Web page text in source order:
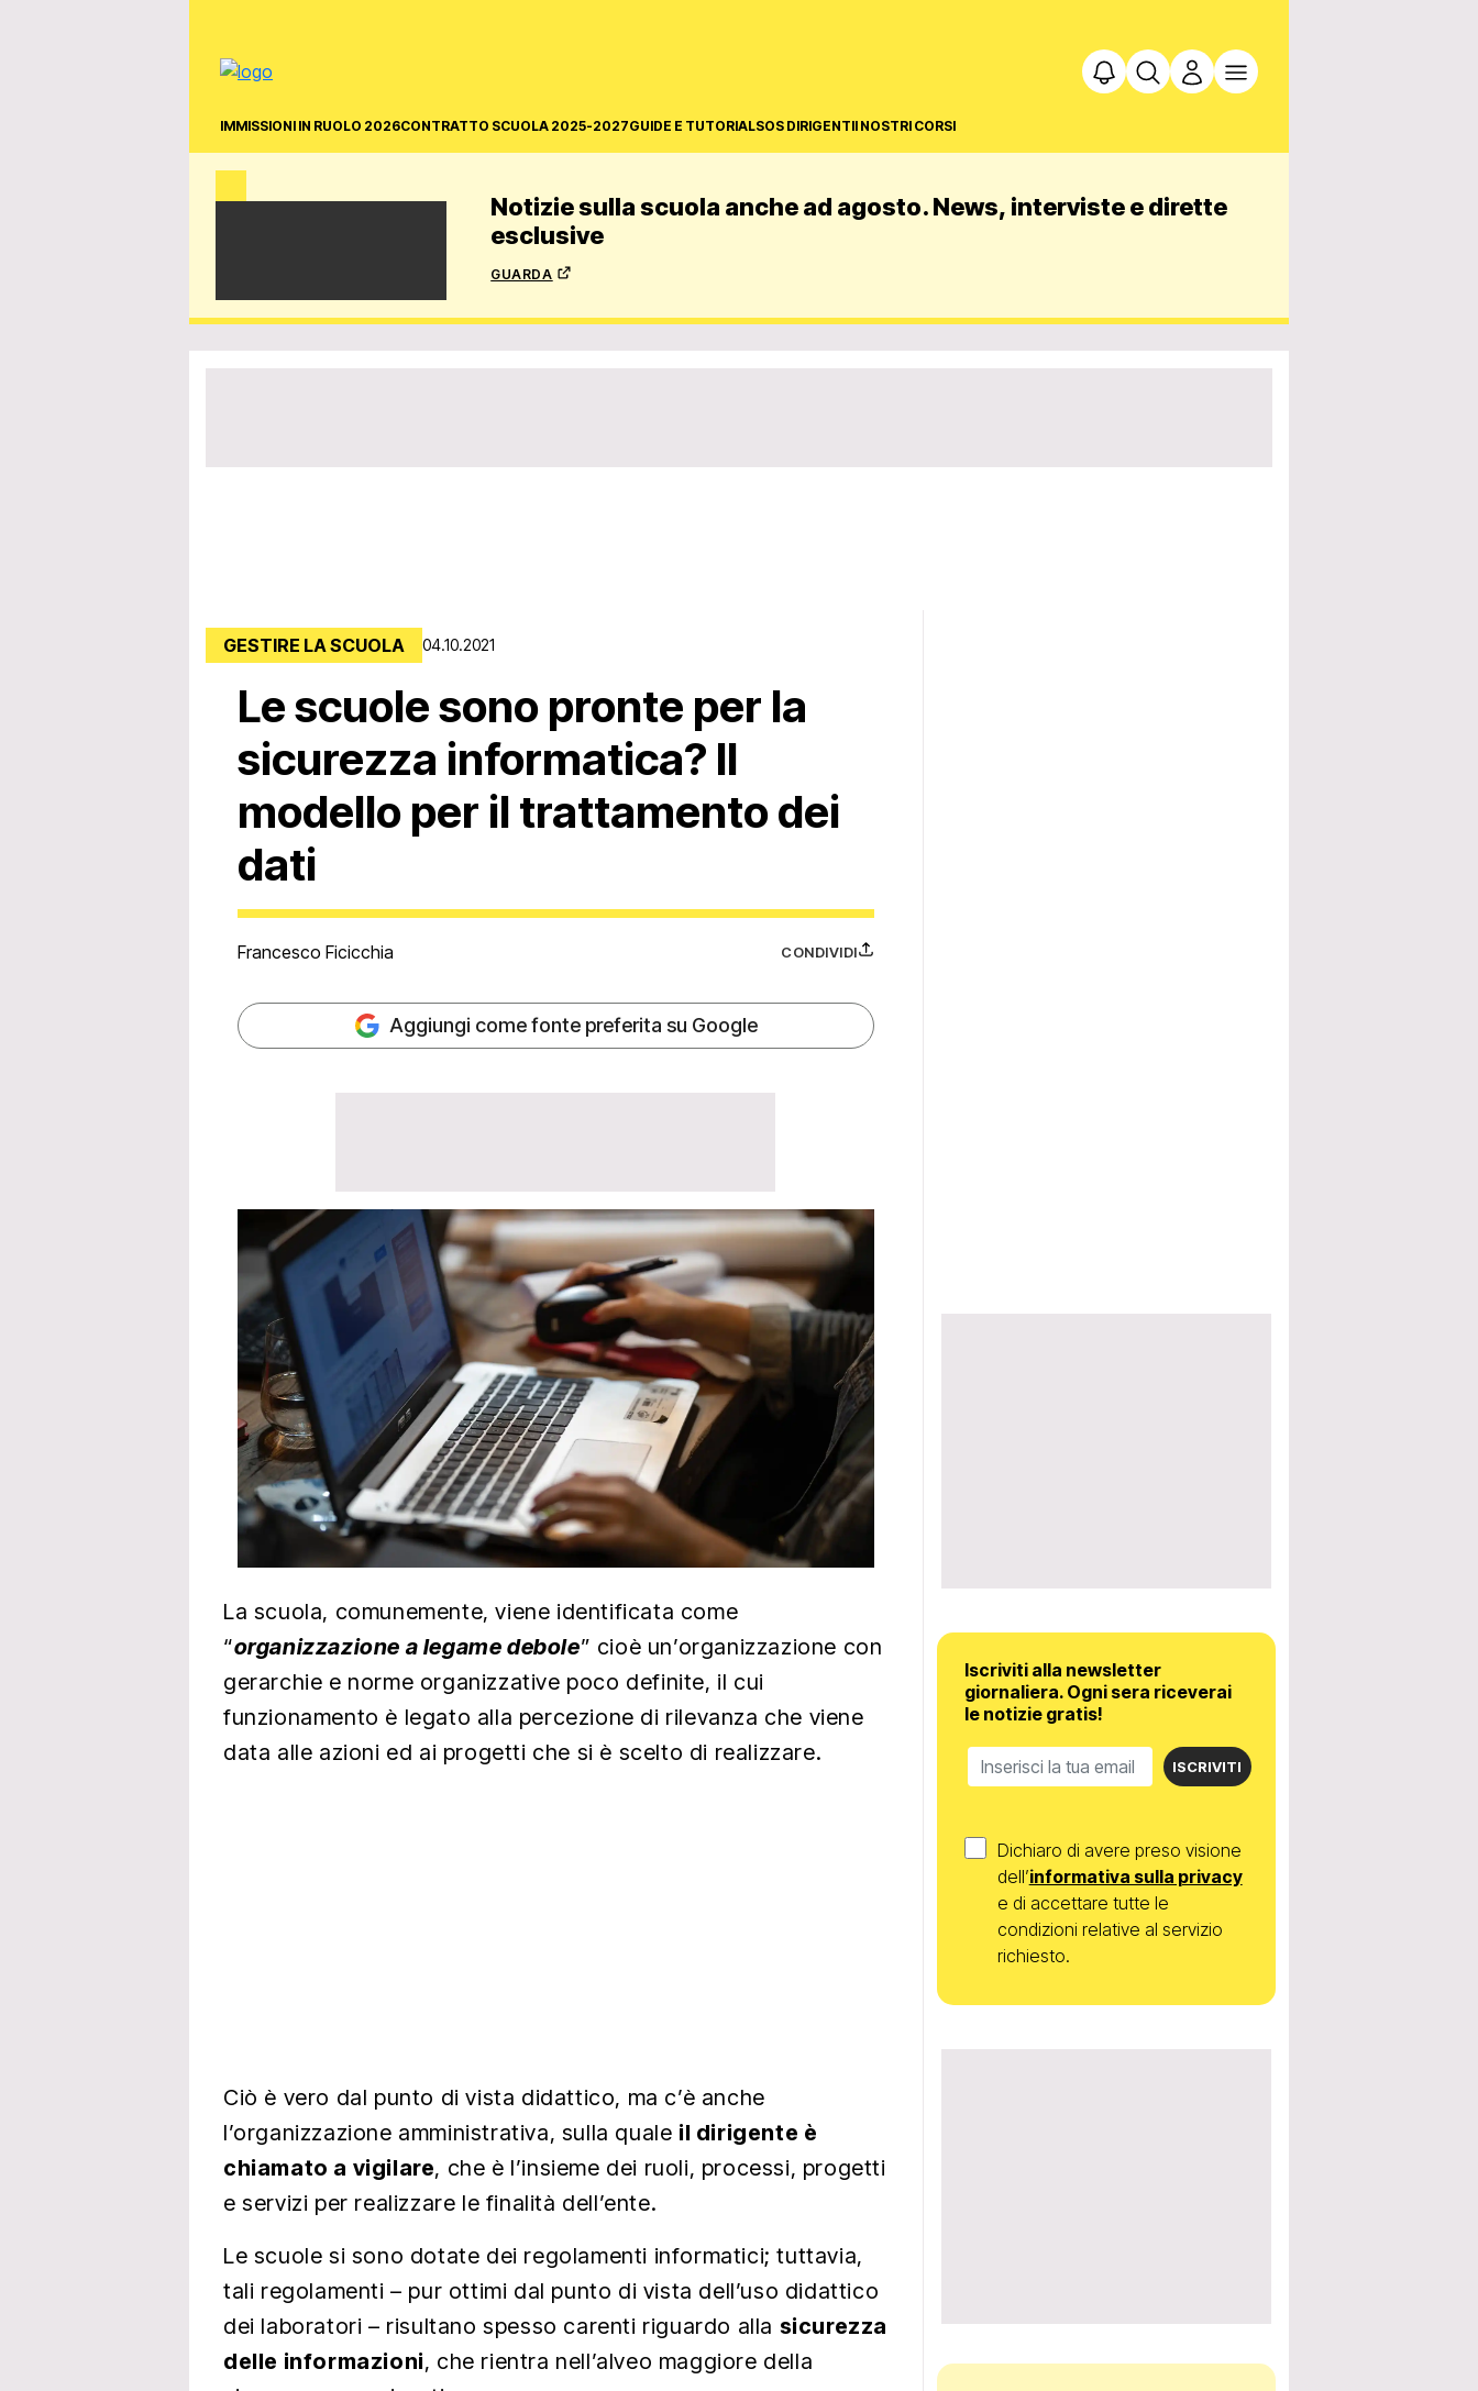
IMMISSIONI IN RUOLO 2026CONTRATTO SCUOLA 2025-2027GUIDE E TUTORIALSOS DIRIGENTII NOSTRI CORSI
Notizie sulla scuola anche ad agosto. News, interviste e dirette
esclusive
guarda
GESTIRE LA SCUOLA 04.10.2021
Le scuole sono pronte per la
sicurezza informatica? Il
modello per il trattamento dei
dati
Francesco Ficicchia CONDIVIDI
Aggiungi come fonte preferita su Google
La scuola, comunemente, viene identificata come
“organizzazione a legame debole” cioè un’organizzazione con
gerarchie e norme organizzative poco definite, il cui
funzionamento è legato alla percezione di rilevanza che viene
data alle azioni ed ai progetti che si è scelto di realizzare.
Ciò è vero dal punto di vista didattico, ma c’è anche
l’organizzazione amministrativa, sulla quale il dirigente è
chiamato a vigilare, che è l’insieme dei ruoli, processi, progetti
e servizi per realizzare le finalità dell’ente.
Le scuole si sono dotate dei regolamenti informatici; tuttavia,
tali regolamenti – pur ottimi dal punto di vista dell’uso didattico
dei laboratori – risultano spesso carenti riguardo alla sicurezza
delle informazioni, che rientra nell’alveo maggiore della
Iscriviti alla newsletter
giornaliera. Ogni sera riceverai
le notizie gratis!
ISCRIVITI
Dichiaro di avere preso visione
dell’informativa sulla privacy
e di accettare tutte le
condizioni relative al servizio
richiesto.